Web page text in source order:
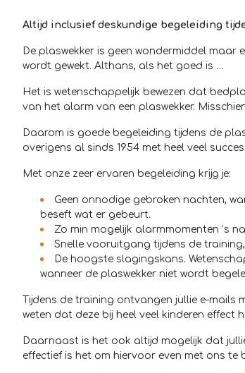
Altijd inclusief deskundige begeleiding
De plaswekker is geen wondermiddel maar
wordt gewekt. Althans, als het goed is …
Het is wetenschappelijk bewezen dat
van het alarm van een plaswekker.
Daarom is goede begeleiding tijdens de
overigens al sinds 1954 met heel veel succes.
Met onze zeer ervaren begeleiding krijg je:
Geen onnodige gebroken nachten,
beseft wat er gebeurt.
Zo min mogelijk alarmmomenten ’s
Snelle vooruitgang tijdens de
De hoogste slagingskans.
wanneer de plaswekker niet wordt
Tijdens de training ontvangen jullie e-mails
weten dat deze bij heel veel kinderen effect
Daarnaast is het ook altijd mogelijk dat
effectief is het om hiervoor even met ons te